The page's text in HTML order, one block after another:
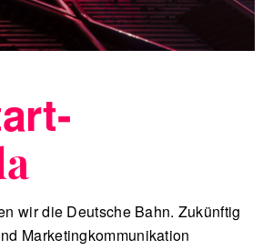
wir die Deutsche Bahn. Zukünftig
Marketingkommunikation